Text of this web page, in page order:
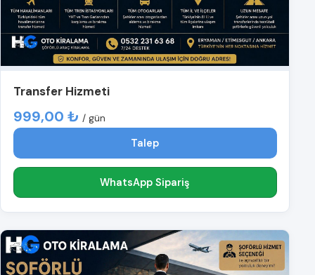
Transfer Hizmeti
999,00 ₺ / gün
Talep
WhatsApp Sipariş